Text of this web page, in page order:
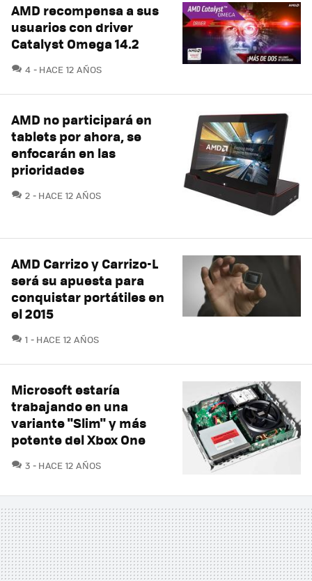
AMD recompensa a sus
usuarios con driver
Catalyst Omega 14.2
4 COMENTARIOS
HACE 12 AÑOS
AMD no participará en
tablets por ahora, se
enfocarán en las
prioridades
2 COMENTARIOS
HACE 12 AÑOS
AMD Carrizo y Carrizo-L
será su apuesta para
conquistar portátiles en
el 2015
1 COMENTARIOS
HACE 12 AÑOS
Microsoft estaría
trabajando en una
variante "Slim" y más
potente del Xbox One
3 COMENTARIOS
HACE 12 AÑOS